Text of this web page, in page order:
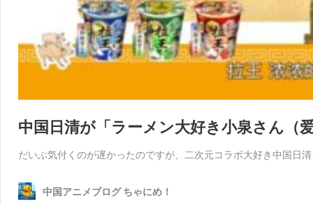
中国日清が「ラーメン大好き小泉さん（
だいぶ気付くのが遅かったのですが、二次元コラボ大好き中国
中国アニメブログ ちゃにめ！